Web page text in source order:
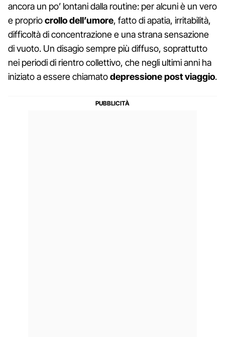
ancora un po’ lontani dalla routine: per alcuni è un vero
e propriocrollo dell’umore, fatto di apatia, irritabilità,
difficoltà di concentrazione e una strana sensazione
di vuoto. Un disagio sempre più diffuso, soprattutto
nei periodi di rientro collettivo, che negli ultimi anni ha
iniziato a essere chiamatodepressione post viaggio.